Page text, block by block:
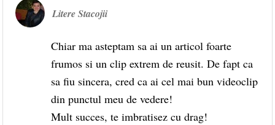
Litere Stacojii
Chiar ma asteptam sa ai un articol foarte
frumos si un clip extrem de reusit. De fapt ca
sa fiu sincera, cred ca ai cel mai bun videoclip
din punctul meu de vedere!
Mult succes, te imbratisez cu drag!